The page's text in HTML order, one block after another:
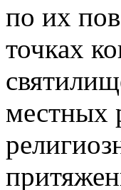
по их
точках
местных